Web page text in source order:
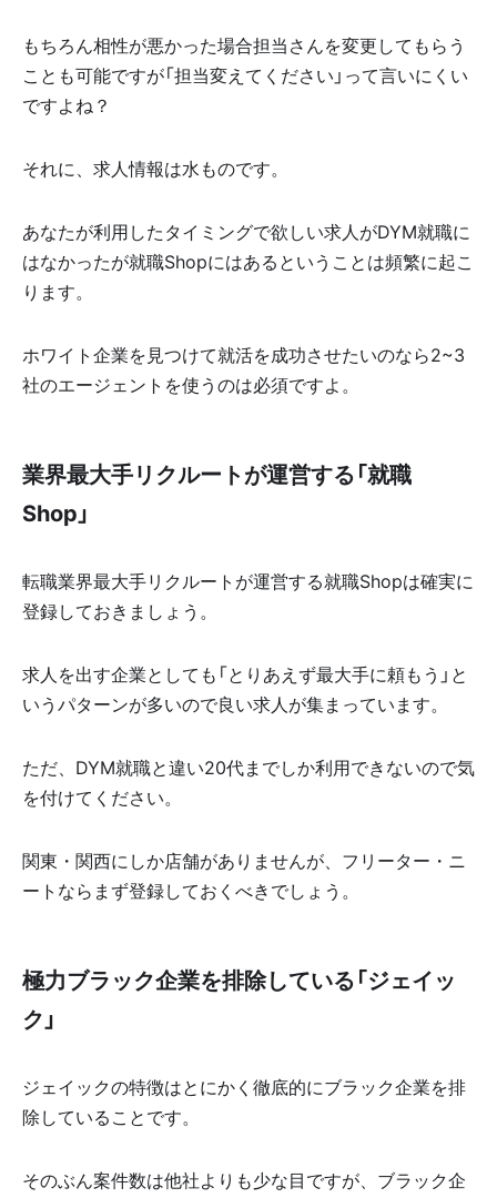
もちろん相性が悪かった場合担当さんを変更してもらう
ことも可能ですが「担当変えてください」って言いにくい
ですよね？
それに、求人情報は水ものです。
あなたが利用したタイミングで欲しい求人がDYM就職に
はなかったが就職Shopにはあるということは頻繁に起こ
ります。
ホワイト企業を見つけて就活を成功させたいのなら2~3
社のエージェントを使うのは必須ですよ。
業界最大手リクルートが運営する「就職
Shop」
転職業界最大手リクルートが運営する就職Shopは確実に
登録しておきましょう。
求人を出す企業としても「とりあえず最大手に頼もう」と
いうパターンが多いので良い求人が集まっています。
ただ、DYM就職と違い20代までしか利用できないので気
を付けてください。
関東・関西にしか店舗がありませんが、フリーター・ニ
ートならまず登録しておくべきでしょう。
極力ブラック企業を排除している「ジェイッ
ク」
ジェイックの特徴はとにかく徹底的にブラック企業を排
除していることです。
そのぶん案件数は他社よりも少な目ですが、ブラック企